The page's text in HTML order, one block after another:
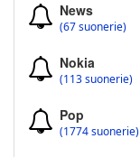
News
(67 suonerie)
Nokia
(113 suonerie)
Pop
(1774 suonerie)